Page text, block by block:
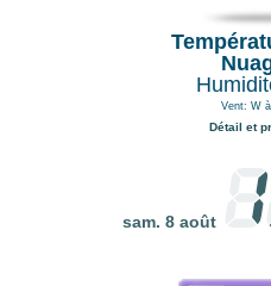
Vent: W
Détail et
sam. 8 août